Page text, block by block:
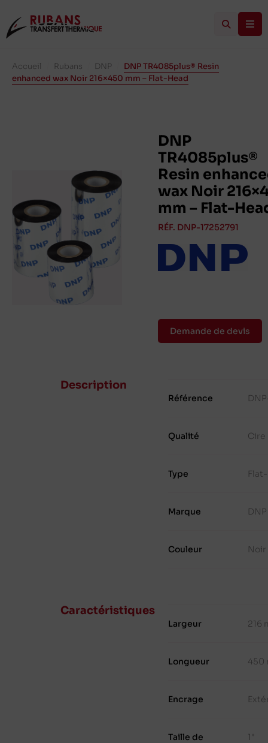
Accueil Rubans DNP
DNP TR4085plus® Resin
enhanced wax Noir 216×450 mm – Flat-Head
DNP
TR4085plus®
Resin
wax Noir
mm – Flat-
RÉF. DNP-17252791
Demande de devis
Description
Référence
Qualité Cire
Type
Marque DNP
Couleur Noir
Caractéristiques
Largeur 216
Longueur 450
Encrage
Taille de
1"